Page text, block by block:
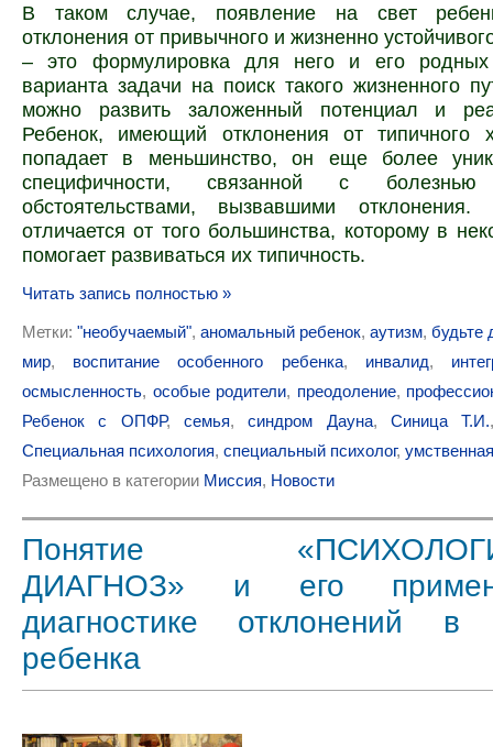
В таком случае, появление на свет
отклонения от привычного и жизненно
– это формулировка для него и его родных
варианта задачи на поиск такого жизненного
можно развить заложенный потенциал и
Ребенок, имеющий отклонения от типичного
попадает в меньшинство, он еще более
специфичности, связанной с
обстоятельствами, вызвавшими
отличается от того большинства, которому в
помогает развиваться их типичность.
Читать запись полностью »
Метки: "необучаемый", аномальный ребенок, аутизм, будьте
мир, воспитание особенного ребенка, инвалид,
осмысленность, особые родители, преодоление,
Ребенок с ОПФР,семья,синдром Дауна,Синица Т.И.
Специальная психология, специальный психолог,
Размещено в категории Миссия, Новости
Понятие
ДИАГНОЗ» и его
диагностике отклонений в
ребенка